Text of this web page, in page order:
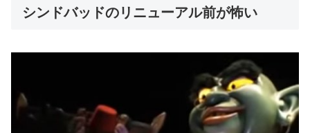
シンドバッドのリニューアル前が怖い